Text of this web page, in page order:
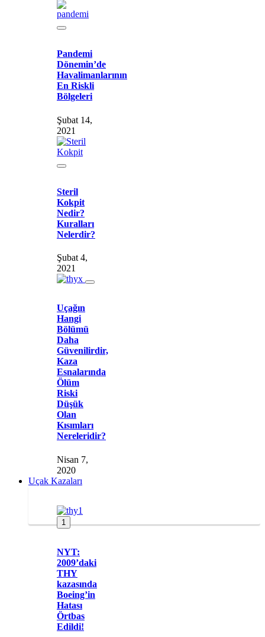
Pandemi
Dönemin’de
Havalimanlarının
En Riskli
Bölgeleri
Şubat 14,
2021
Steril
Kokpit
Nedir?
Kuralları
Nelerdir?
Şubat 4,
2021
Uçağın
Hangi
Bölümü
Daha
Güvenilirdir,
Kaza
Esnalarında
Ölüm
Riski
Düşük
Olan
Kısımları
Nereleridir?
Nisan 7,
2020
Uçak Kazaları
1
NYT:
2009’daki
THY
kazasında
Boeing’in
Hatası
Örtbas
Edildi!